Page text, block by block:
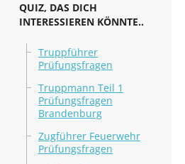
QUIZ, DAS DICH
INTERESSIEREN KÖNNTE..
Truppführer
Prüfungsfragen
Truppmann Teil 1
Prüfungsfragen
Brandenburg
Zugführer Feuerwehr
Prüfungsfragen